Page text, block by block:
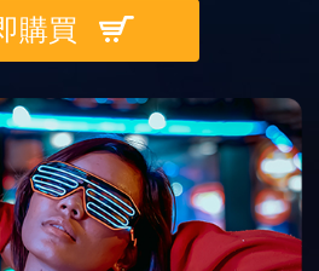
購買